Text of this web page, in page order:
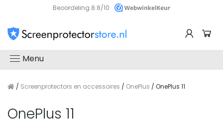
Beoordeling 8.8/10
Menu
/ Screenprotectors en accessoires / OnePlus / OnePlus 11
OnePlus 11